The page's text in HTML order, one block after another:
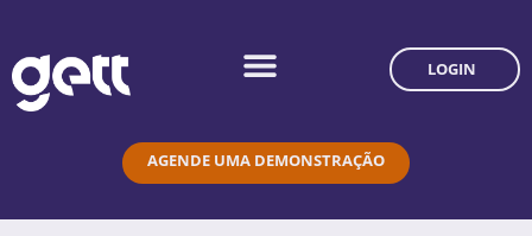
LOGIN
AGENDE UMA DEMONSTRAÇÃO